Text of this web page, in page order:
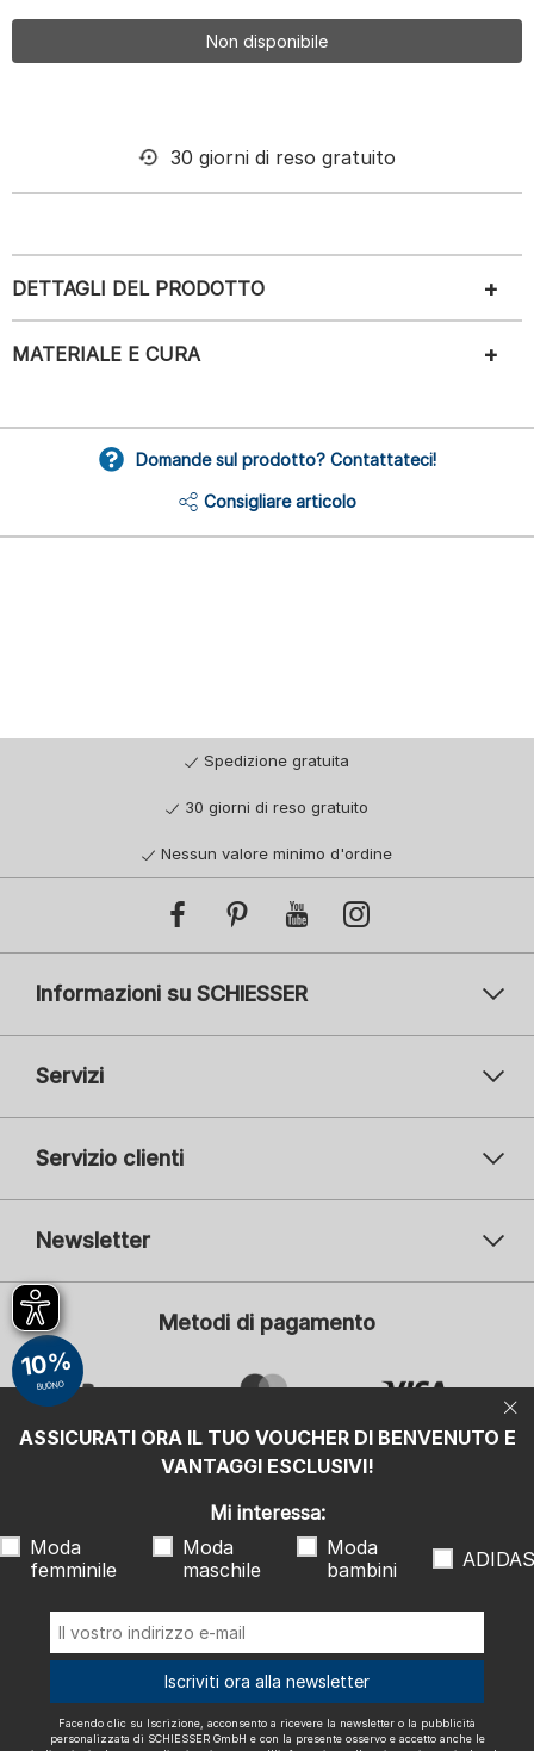
Non disponibile
30 giorni di reso gratuito
DETTAGLI DEL PRODOTTO
MATERIALE E CURA
Domande sul prodotto? Contattateci!
Consigliare articolo
Spedizione gratuita
30 giorni di reso gratuito
Nessun valore minimo d'ordine
Informazioni su SCHIESSER
Servizi
Servizio clienti
Newsletter
Il vostro indirizzo e-mail
Iscrizione
Mi interessa:
Moda bambini
ADIDAS
pubblicità personalizzata di SCHIESSER GmbH e con la presente
nell'informativa sulla privacy, in particolare le informazioni alla voce
"Newsletter". Posso revocare questo consenso in qualsiasi momento
con effetto futuro.
Metodi di pagamento
ASSICURATI ORA IL TUO VOUCHER DI BENVENUTO E
VANTAGGI ESCLUSIVI!
10%
BUONO
Mi interessa:
Moda
femminile
Moda
maschile
Moda
bambini
ADIDAS
Iscriviti ora alla newsletter
Facendo clic su Iscrizione, acconsento a ricevere la newsletter o la pubblicità
personalizzata di SCHIESSER GmbH e con la presente osservo e accetto anche le